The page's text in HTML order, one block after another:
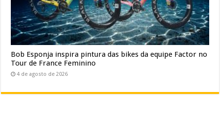
Bob Esponja inspira pintura das bikes da equipe Factor no
Tour de France Feminino
4 de agosto de 2026